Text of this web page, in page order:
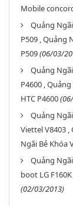
Mobile
Quảng
P509 , Quảng
P509(06/03/
Quảng
P4600 ,
HTC P4600
Quảng
Viettel V8403
Ngãi Bẻ Khóa
Quảng
boot LG
(02/03/2013)